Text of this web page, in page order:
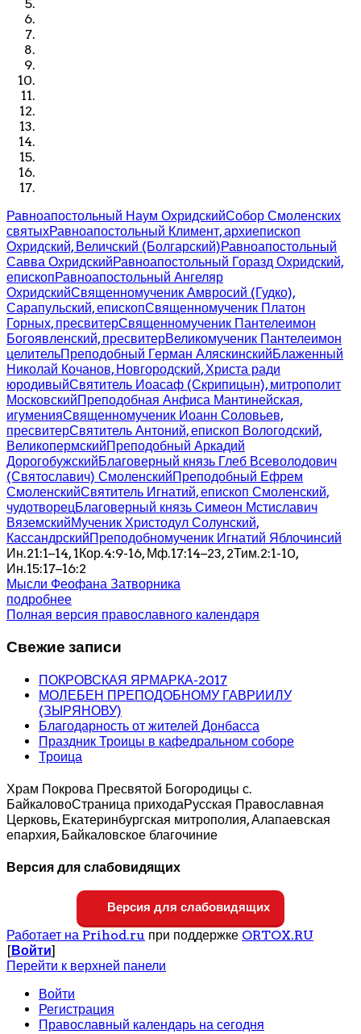
Равноапостольный Наум ОхридскийСобор Смоленских
святыхРавноапостольный Климент, архиепископ
Охридский, Величский (Болгарский)Равноапостольный
Савва ОхридскийРавноапостольный Горазд Охридский,
епископРавноапостольный Ангеляр
ОхридскийСвященномученик Амвросий (Гудко),
Сарапульский, епископСвященномученик Платон
Горных, пресвитерСвященномученик Пантелеимон
Богоявленский, пресвитерВеликомученик Пантелеимон
целительПреподобный Герман АляскинскийБлаженный
Николай Кочанов, Новгородский, Христа ради
юродивыйСвятитель Иоасаф (Скрипицын), митрополит
МосковскийПреподобная Анфиса Мантинейская,
игуменияСвященномученик Иоанн Соловьев,
пресвитерСвятитель Антоний, епископ Вологодский,
ВеликопермскийПреподобный Аркадий
ДорогобужскийБлаговерный князь Глеб Всеволодович
(Святославич) СмоленскийПреподобный Ефрем
СмоленскийСвятитель Игнатий, епископ Смоленский,
чудотворецБлаговерный князь Симеон Мстиславич
ВяземскийМученик Христодул Солунский,
КассандрскийПреподобномученик Игнатий Яблочинсий
Ин.21:1–14, 1Кор.4:9-16, Мф.17:14–23, 2Тим.2:1-10,
Ин.15:17–16:2
Мысли Феофана Затворника
подробнее
Полная версия православного календаря
Свежие записи
ПОКРОВСКАЯ ЯРМАРКА-2017
МОЛЕБЕН ПРЕПОДОБНОМУ ГАВРИИЛУ
(ЗЫРЯНОВУ)
Благодарность от жителей Донбасса
Праздник Троицы в кафедральном соборе
Троица
Храм Покрова Пресвятой Богородицы с.
БайкаловоСтраница приходаРусская Православная
Церковь, Екатеринбургская митрополия, Алапаевская
епархия, Байкаловское благочиние
Версия для слабовидящих
Версия для слабовидящих
Работает на Prihod.ru при поддержке ORTOX.RU
[Войти]
Перейти к верхней панели
Войти
Регистрация
Православный календарь на сегодня